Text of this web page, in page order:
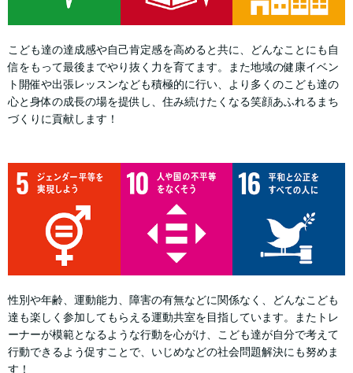
こども達の達成感や自己肯定感を高めると共に、どんなことにも自
信をもって最後までやり抜く力を育てます。また地域の健康イベン
ト開催や出張レッスンなども積極的に行い、より多くのこども達の
心と身体の成長の場を提供し、住み続けたくなる笑顔あふれるまち
づくりに貢献します！
性別や年齢、運動能力、障害の有無などに関係なく、どんなこども
達も楽しく参加してもらえる運動共室を目指しています。またトレ
ーナーが模範となるような行動を心がけ、こども達が自分で考えて
行動できるよう促すことで、いじめなどの社会問題解決にも努めま
す！